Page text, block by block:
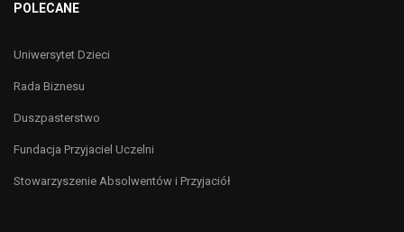
POLECANE
Uniwersytet Dzieci
Rada Biznesu
Duszpasterstwo
Fundacja Przyjaciel Uczelni
Stowarzyszenie Absolwentów i Przyjaciół